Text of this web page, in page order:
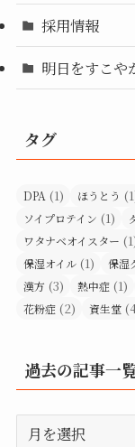
採用情報
明日をすこや
タグ
DPA (1) ほうとう
ソイプロテイン (1)
ワタナベオイスター
保湿オイル (1) 保湿
漢方 (3) 熱中症 (1)
花粉症 (2) 資生堂
過去の記事一